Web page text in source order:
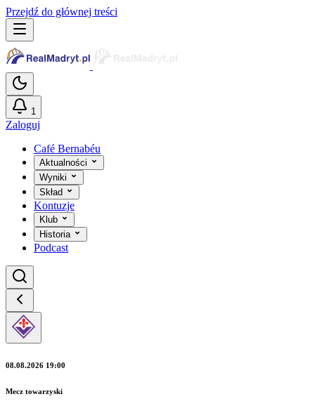
Przejdź do głównej treści
1
Zaloguj
Café Bernabéu
Aktualności
Wyniki
Skład
Kontuzje
Klub
Historia
Podcast
08.08.2026 19:00
Mecz towarzyski